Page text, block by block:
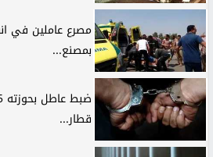
مصرع عاملين في
بمصنع...
قطار...